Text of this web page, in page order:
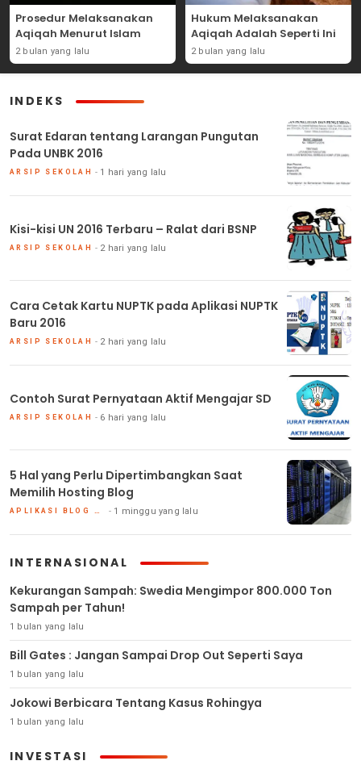
Prosedur Melaksanakan
Aqiqah Menurut Islam
2 bulan yang lalu
Hukum Melaksanakan
Aqiqah Adalah Seperti Ini
2 bulan yang lalu
INDEKS
Surat Edaran tentang Larangan Pungutan
Pada UNBK 2016
ARSIP SEKOLAH 1 hari yang lalu
Kisi-kisi UN 2016 Terbaru – Ralat dari BSNP
ARSIP SEKOLAH 2 hari yang lalu
Cara Cetak Kartu NUPTK pada Aplikasi NUPTK
Baru 2016
ARSIP SEKOLAH 2 hari yang lalu
Contoh Surat Pernyataan Aktif Mengajar SD
ARSIP SEKOLAH 6 hari yang lalu
5 Hal yang Perlu Dipertimbangkan Saat
Memilih Hosting Blog
1 minggu yang lalu
INTERNASIONAL
Kekurangan Sampah: Swedia Mengimpor 800.000 Ton
Sampah per Tahun!
1 bulan yang lalu
Bill Gates : Jangan Sampai Drop Out Seperti Saya
1 bulan yang lalu
Jokowi Berbicara Tentang Kasus Rohingya
1 bulan yang lalu
INVESTASI